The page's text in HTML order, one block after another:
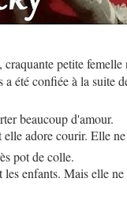
, craquante petite
a été confiée à la suite
beaucoup d'amour.
adore courir. Elle
pot de colle.
enfants. Mais elle ne